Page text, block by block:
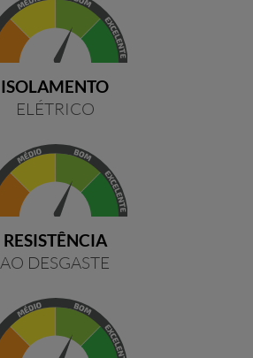
ISOLAMENTO
ELÉTRICO
RESISTÊNCIA
AO DESGASTE